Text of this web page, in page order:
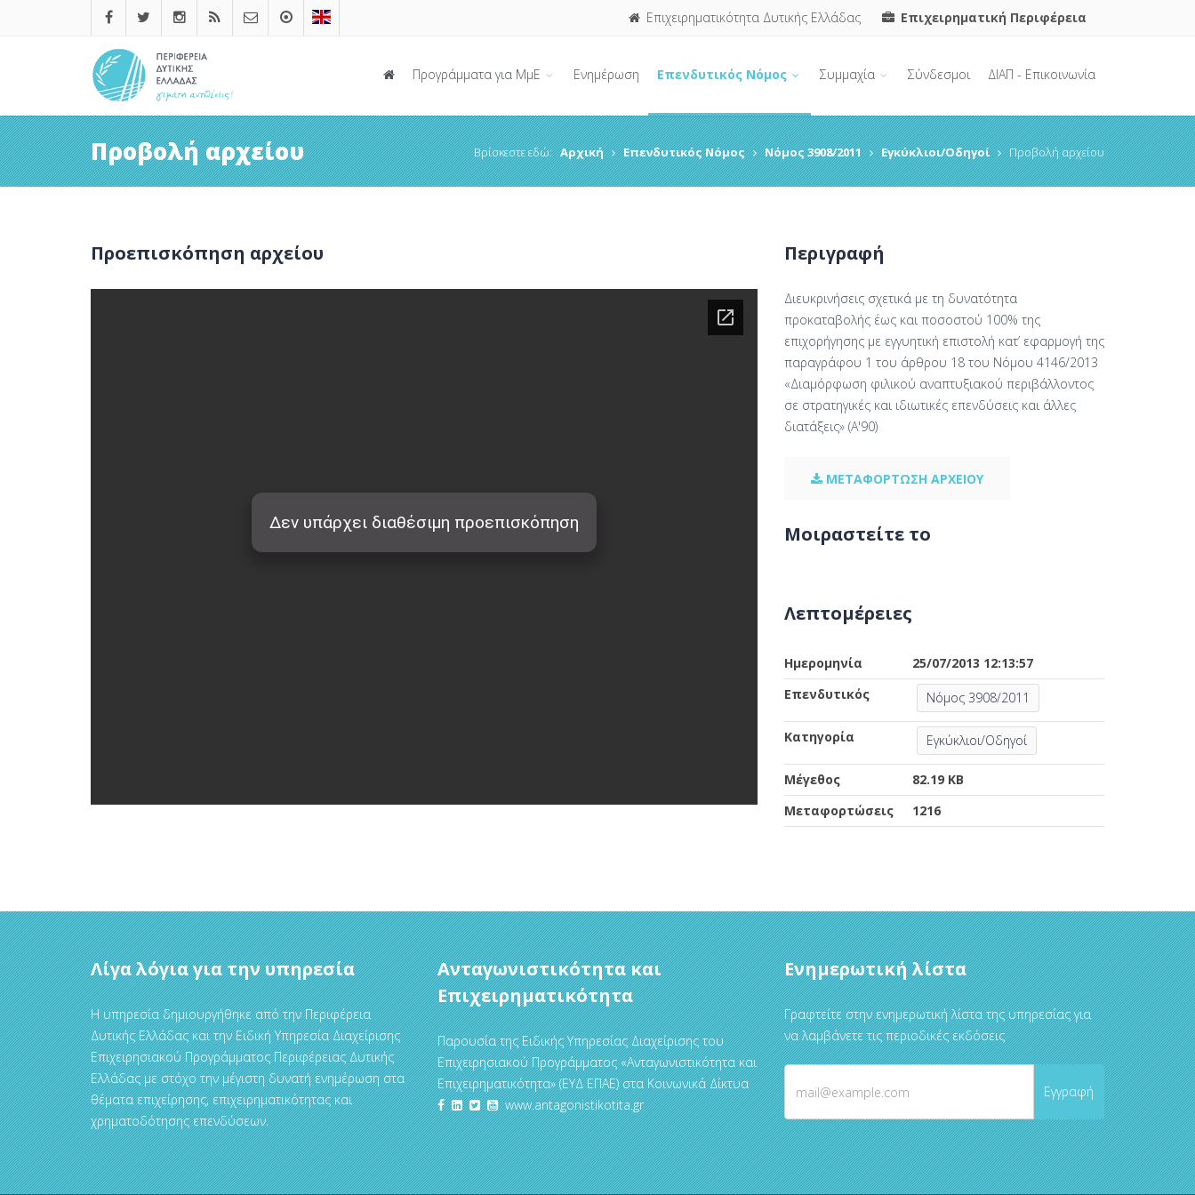
Επιχειρηματικότητα Δυτικής Ελλάδας Επιχειρηματική Περιφέρεια
Προγράμματα για ΜμΕ Ενημέρωση Επενδυτικός Νόμος Συμμαχία Σύνδεσμοι ΔΙΑΠ - Επικοινωνία
Προβολή αρχείου Βρίσκεστε εδώ: Αρχική Επενδυτικός Νόμος Νόμος 3908/2011 Εγκύκλιοι/Οδηγοί Προβολή αρχείου
Προεπισκόπηση αρχείου Περιγραφή
Διευκρινήσεις σχετικά με τη δυνατότητα
προκαταβολής έως και ποσοστού 100% της
επιχορήγησης με εγγυητική επιστολή κατ’ εφαρμογή της
παραγράφου 1 του άρθρου 18 του Νόμου 4146/2013
«Διαμόρφωση φιλικού αναπτυξιακού περιβάλλοντος
σε στρατηγικές και ιδιωτικές επενδύσεις και άλλες
διατάξεις» (Α'90)
ΜΕΤΑΦΟΡΤΩΣΗ ΑΡΧΕΙΟΥ
Μοιραστείτε το
Λεπτομέρειες
Ημερομηνία
25/07/2013 12:13:57
Επενδυτικός
Νόμος 3908/2011
Κατηγορία Εγκύκλιοι/Οδηγοί
Μέγεθος
82.19 KB
Μεταφορτώσεις
1216
Λίγα λόγια για την υπηρεσία
Η υπηρεσία δημιουργήθηκε από την Περιφέρεια
Δυτικής Ελλάδας και την Ειδική Υπηρεσία Διαχείρισης
Επιχειρησιακού Προγράμματος Περιφέρειας Δυτικής
Ελλάδας με στόχο την μέγιστη δυνατή ενημέρωση στα
θέματα επιχείρησης, επιχειρηματικότητας και
χρηματοδότησης επενδύσεων.
Ανταγωνιστικότητα και
Επιχειρηματικότητα
Παρουσία της Ειδικής Υπηρεσίας Διαχείρισης του
Επιχειρησιακού Προγράμματος «Ανταγωνιστικότητα και
Επιχειρηματικότητα» (ΕΥΔ ΕΠΑΕ) στα Κοινωνικά Δίκτυα
www.antagonistikotita.gr
Ενημερωτική λίστα
Γραφτείτε στην ενημερωτική λίστα της υπηρεσίας για
να λαμβάνετε τις περιοδικές εκδόσεις